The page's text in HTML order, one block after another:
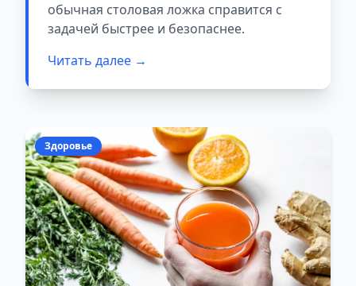
обычная столовая ложка справится с
задачей быстрее и безопаснее.
Читать далее →
Здоровье